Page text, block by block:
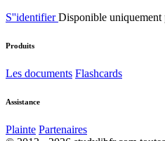
S''identifierDisponible uniquement
Produits
Les documents Flashcards
Assistance
Plainte Partenaires